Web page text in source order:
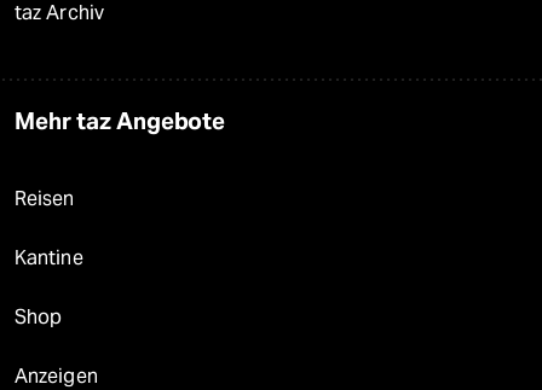
taz Archiv
Mehr taz Angebote
Reisen
Kantine
Shop
Anzeigen